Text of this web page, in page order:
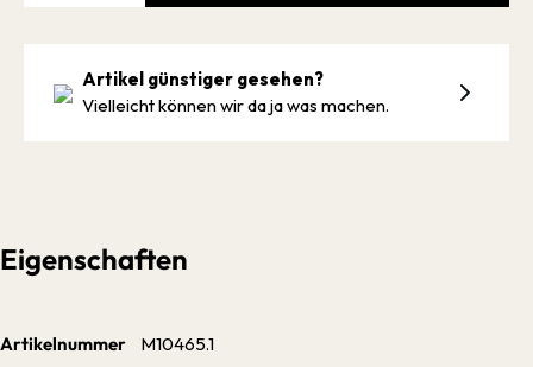
Artikel günstiger gesehen?
Vielleicht können wir da ja was machen.
Eigenschaften
Artikelnummer M10465.1